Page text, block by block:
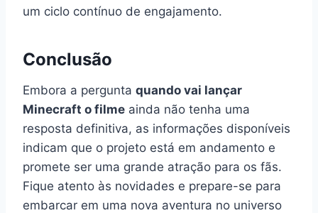
um ciclo contínuo de engajamento.
Conclusão
Embora a pergunta quando vai lançar
Minecraft o filme ainda não tenha uma
resposta definitiva, as informações disponíveis
indicam que o projeto está em andamento e
promete ser uma grande atração para os fãs.
Fique atento às novidades e prepare-se para
embarcar em uma nova aventura no universo